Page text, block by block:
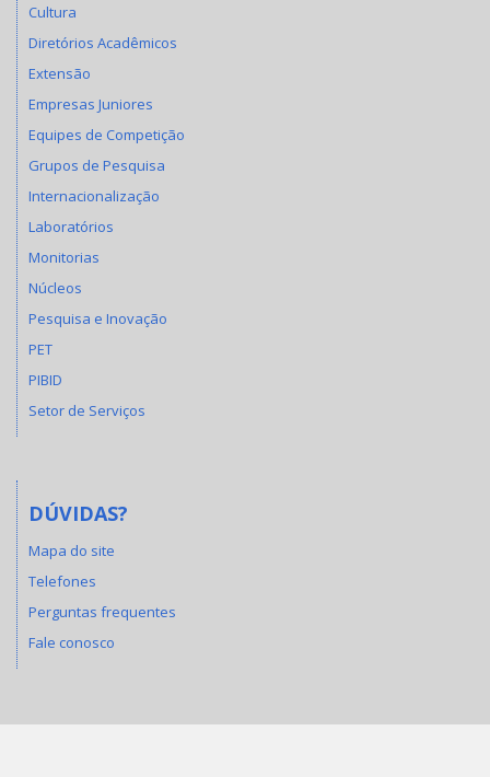
Cultura
Diretórios Acadêmicos
Extensão
Empresas Juniores
Equipes de Competição
Grupos de Pesquisa
Internacionalização
Laboratórios
Monitorias
Núcleos
Pesquisa e Inovação
PET
PIBID
Setor de Serviços
DÚVIDAS?
Mapa do site
Telefones
Perguntas frequentes
Fale conosco